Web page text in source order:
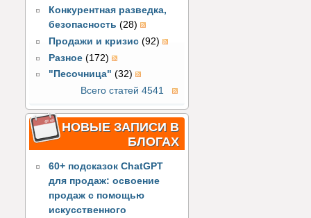
Конкурентная разведка,
безопасность (28)
Продажи и кризис (92)
Разное (172)
"Песочница" (32)
Всего статей 4541
НОВЫЕ ЗАПИСИ В
БЛОГАХ
60+ подсказок ChatGPT
для продаж: освоение
продаж с помощью
искусственного